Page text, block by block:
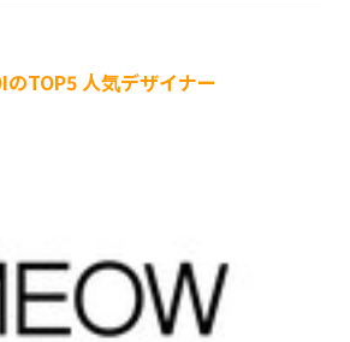
のTOP5 人気デザイナー